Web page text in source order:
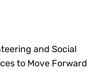
and Social
to Move Forward